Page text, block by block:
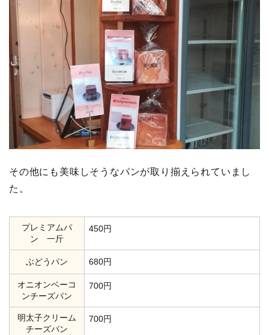
その他にも美味しそうなパンが取り揃えられていまし
た。
プレミアムパ
ン 一斤
450円
ぶどうパン 680円
オニオンベーコ
ンチーズパン
700円
明太子クリーム
チーズパン
700円